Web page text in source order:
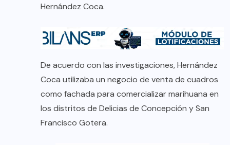
Hernández Coca.
De acuerdo con las investigaciones, Hernández
Coca utilizaba un negocio de venta de cuadros
como fachada para comercializar marihuana en
los distritos de Delicias de Concepción y San
Francisco Gotera.